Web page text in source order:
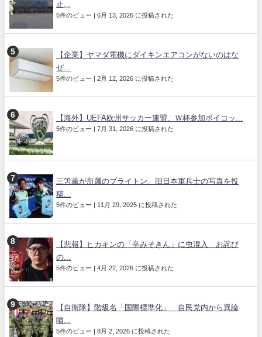
止...
5件のビュー | 6月 13, 2026 に投稿された
【企業】ヤマダ電機にダイキンエアコンがないのはな
ぜ...
5件のビュー | 2月 12, 2026 に投稿された
【海外】UEFA欧州サッカー連盟、Ｗ杯参加ボイコッ...
5件のビュー | 7月 31, 2026 に投稿された
三笘薫が所属のブライトン、旧日本軍兵士の写真を投
稿...
5件のビュー | 11月 29, 2025 に投稿された
【悲報】ヒカキンの「辛みそきん」に虫混入 お詫び
の...
5件のビュー | 4月 22, 2026 に投稿された
【自衛隊】階級名「国際標準化」 自民党内から異論
噴...
5件のビュー | 8月 2, 2026 に投稿された